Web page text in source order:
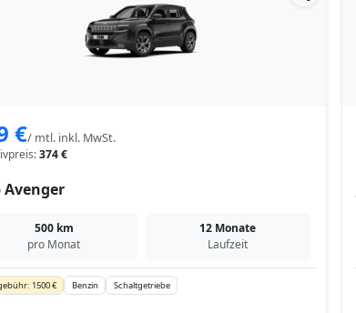
€/ mtl. inkl. MwSt.
374 €
Avenger
500 km
pro Monat
12 Monate
Laufzeit
1500 € Benzin Schaltgetriebe